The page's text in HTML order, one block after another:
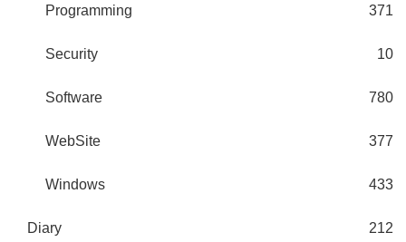
Programming 371
Security 10
Software 780
WebSite 377
Windows 433
Diary 212